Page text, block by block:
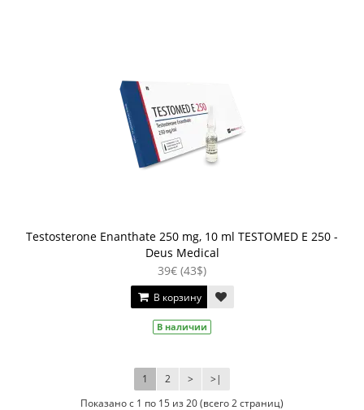
Testosterone Enanthate 250 mg, 10 ml TESTOMED E 250 -
Deus Medical
39€ (43$)
В корзину
В наличии
1 2 > >|
Показано с 1 по 15 из 20 (всего 2 страниц)